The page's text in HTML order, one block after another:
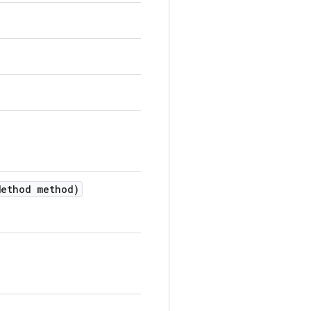
method)